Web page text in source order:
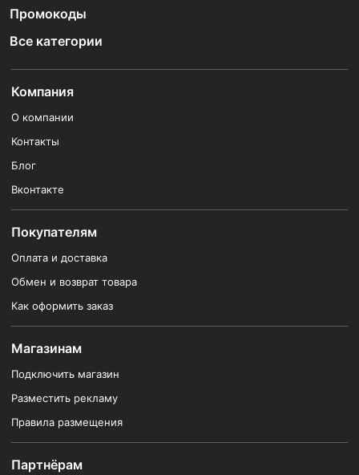
Промокоды
Все категории
Компания
О компании
Контакты
Блог
Вконтакте
Покупателям
Оплата и доставка
Обмен и возврат товара
Как оформить заказ
Магазинам
Подключить магазин
Разместить рекламу
Правила размещения
Партнёрам